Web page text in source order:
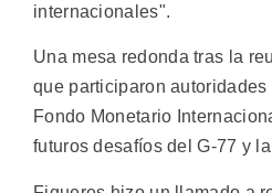
internacionales".
Una mesa redonda tras la
que participaron autoridades
Fondo Monetario
futuros desafíos del G-77 y